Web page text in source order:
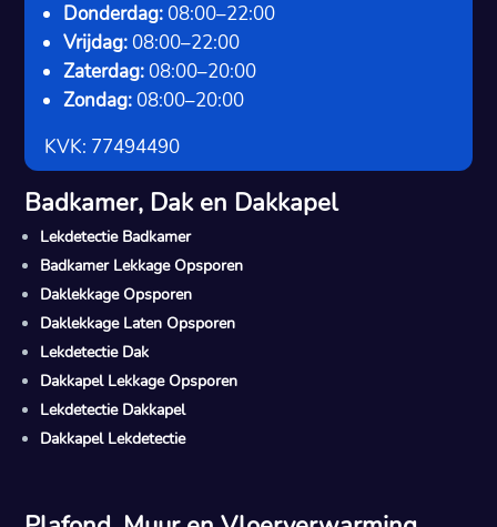
Donderdag: 08:00–22:00
Vrijdag: 08:00–22:00
Zaterdag: 08:00–20:00
Zondag: 08:00–20:00
KVK: 77494490
Badkamer, Dak en Dakkapel
Lekdetectie Badkamer
Badkamer Lekkage Opsporen
Daklekkage Opsporen
Daklekkage Laten Opsporen
Lekdetectie Dak
Dakkapel Lekkage Opsporen
Lekdetectie Dakkapel
Dakkapel Lekdetectie